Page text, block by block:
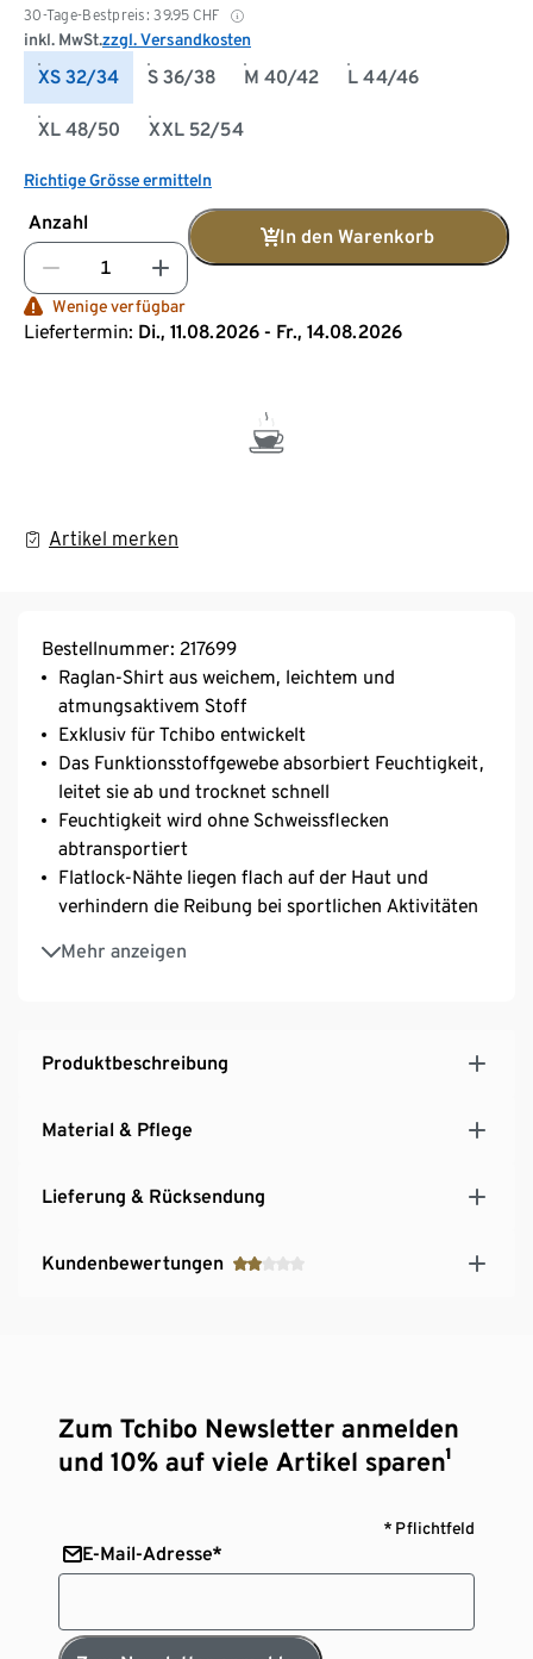
30-Tage-Bestpreis: 39.95 CHF
inkl. MwSt.zzgl. Versandkosten
XS 32/34 S 36/38 M 40/42 L 44/46
XL 48/50 XXL 52/54
Richtige Grösse ermitteln
Anzahl
In den Warenkorb
Wenige verfügbar
Liefertermin: Di., 11.08.2026 - Fr., 14.08.2026
Artikel merken
Bestellnummer: 217699
Raglan-Shirt aus weichem, leichtem und
atmungsaktivem Stoff
Exklusiv für Tchibo entwickelt
Das Funktionsstoffgewebe absorbiert Feuchtigkeit,
leitet sie ab und trocknet schnell
Feuchtigkeit wird ohne Schweissflecken
abtransportiert
Flatlock-Nähte liegen flach auf der Haut und
verhindern die Reibung bei sportlichen Aktivitäten
Mehr anzeigen
Der V-Ausschnitt betont das Dekolleté und sorgt für
einen femininen Look
geeignet
Reflektierende Prints für erhöhte Sichtbarkeit
Produktbeschreibung
Material & Pflege
Lieferung & Rücksendung
Kundenbewertungen
Zum Tchibo Newsletter anmelden
und 10% auf viele Artikel sparen¹
* Pflichtfeld
E-Mail-Adresse*